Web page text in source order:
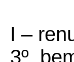
I –
3º,